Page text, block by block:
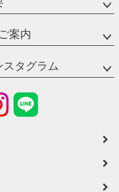
案内
スタグラム